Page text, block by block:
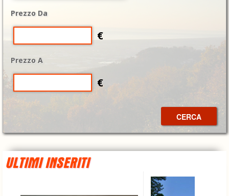
Prezzo Da
€
Prezzo A
€
CERCA
ULTIMI INSERITI